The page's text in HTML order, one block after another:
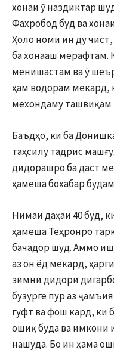
хонаи ӯ наздиктар
Фахробод буд ва
Ҳоло номи ин ду
ба хонааш мерафтам.
менишастам ва ӯ
ҳам водорам мекард,
мехондаму ташвиқам
Баъдҳо, ки ба
таҳсилу тадрис
дидорашро ба даст
ҳамеша бохабар
Нимаи даҳаи 40 буд,
ҳамеша Теҳронро
бачадор шуд. Аммо
аз он ёд мекард,
зимни дидори
бузурге пур аз
гуфт ва фош кард, ки
ошиқ буда ва имкони
нашуда. Бо ин ҳама